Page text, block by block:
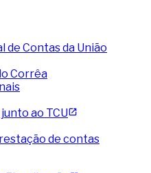
de Contas da União
Corrêa
ao TCU
de contas